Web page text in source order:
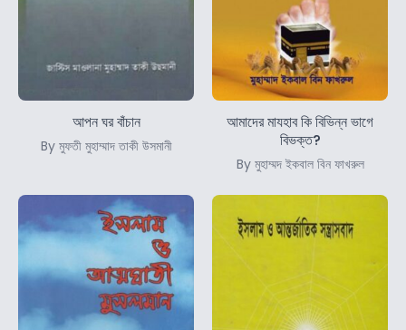
আপন ঘর বাঁচান
By মুফতী মুহাম্মাদ তাকী উসমানী
আমাদের মাযহাব কি বিভিন্ন ভাগে
বিভক্ত?
By মুহাম্মদ ইকবাল বিন ফাখরুল